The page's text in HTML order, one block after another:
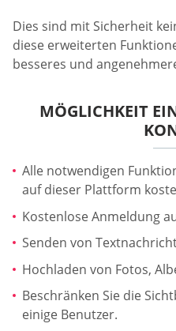
Dies sind mit Sicherheit
diese erweiterten
besseres und
MÖGLICHKEIT
Alle notwendigen
auf dieser Plattform
Kostenlose Anmeldung
Senden von
Hochladen von Fotos,
Beschränken Sie die
einige Benutzer.